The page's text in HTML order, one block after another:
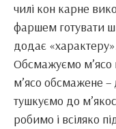
чилі кон карне
фаршем готувати
додає
Обсмажуємо м’ясо
м’ясо обсмажене –
тушкуємо до
робимо і всіляко